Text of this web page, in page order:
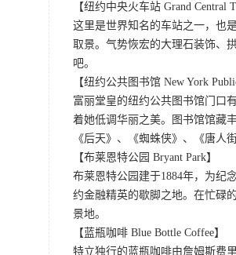
【纽约中央火车站 Grand Central
这里是世界知名的车站之一，也
取景。气势恢宏的大理石装饰、
吧。
【纽约公共图书馆 New York
富丽堂皇的纽约公共图书馆门口
着她低调华丽之美。图书馆馆藏
《后天》、《蜘蛛侠》、《唐人
【布莱恩特公园 Bryant Park】
布莱恩特公园建于1884年，为纪
约金融精英的歇脚之地。在忙碌
景地。
【蓝瓶咖啡 Blue Bottle Coffee】
特立独行的蓝瓶咖啡由詹姆斯费